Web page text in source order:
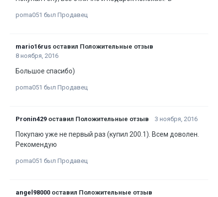
poma051 был Продавец
mario16rus оставил Положительные отзыв
8 ноября, 2016
Большое спасибо)
poma051 был Продавец
Pronin429 оставил Положительные отзыв 3 ноября, 2016
Покупаю уже не первый раз (купил 200.1). Всем доволен.
Рекомендую
poma051 был Продавец
angel98000 оставил Положительные отзыв